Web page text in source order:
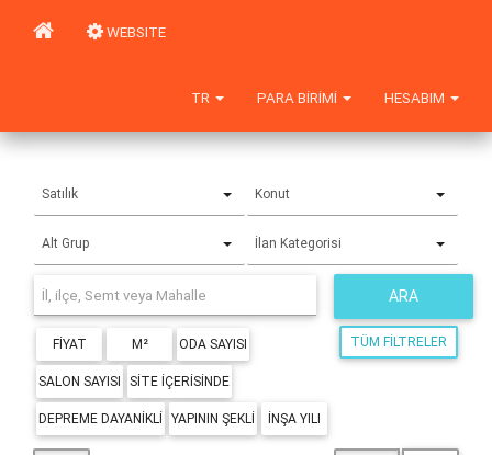
WEBSITE
HESABIM
PARA BIRIMI
TR
Satılık Konut
Alt Grup İlan Kategorisi
ARA
FIYAT M² ODA SAYISI
SALON SAYISI SITE IÇERISINDE
DEPREME DAYANIKLI YAPININ ŞEKLI İNŞA YILI
TÜM FILTRELER